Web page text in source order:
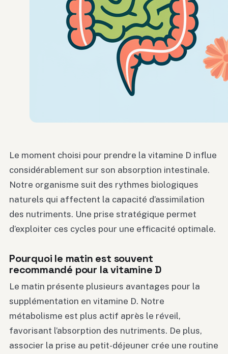
Le moment choisi pour prendre la vitamine D influe
considérablement sur son absorption intestinale.
Notre organisme suit des rythmes biologiques
naturels qui affectent la capacité d’assimilation
des nutriments. Une prise stratégique permet
d’exploiter ces cycles pour une efficacité optimale.
Pourquoi le matin est souvent
recommandé pour la vitamine D
Le matin présente plusieurs avantages pour la
supplémentation en vitamine D. Notre
métabolisme est plus actif après le réveil,
favorisant l’absorption des nutriments. De plus,
associer la prise au petit-déjeuner crée une routine